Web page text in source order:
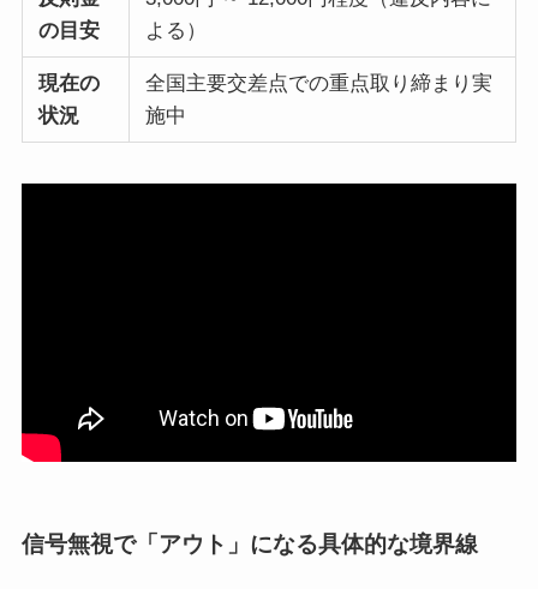
の目安
よる）
現在の
状況
全国主要交差点での重点取り締まり実
施中
信号無視で「アウト」になる具体的な境界線